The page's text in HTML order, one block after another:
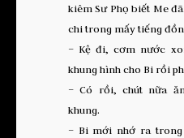
kiêm Sư Phọ biết Me
chi trong mấy tiếng
– Kệ đi, cơm nước
khung hình cho Bi rồi
– Có rồi, chút nữa
khung.
– Bi mới nhớ ra